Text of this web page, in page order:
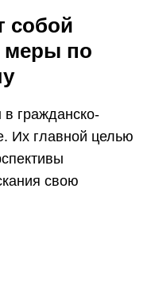
собой
меры по
гражданско-
Их главной целью
свою